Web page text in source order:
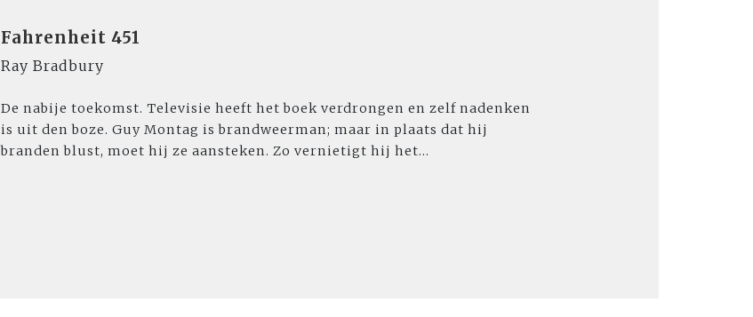
Fahrenheit 451
Ray Bradbury
De nabije toekomst. Televisie heeft het boek verdrongen en zelf nadenken
is uit den boze. Guy Montag is brandweerman; maar in plaats dat hij
branden blust, moet hij ze aansteken. Zo vernietigt hij het...